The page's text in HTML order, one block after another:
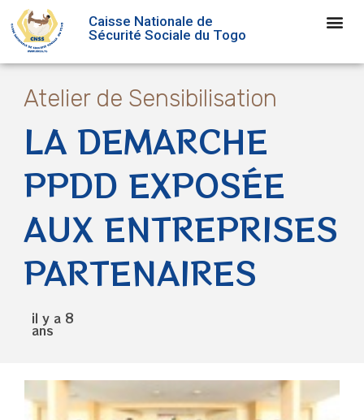
Caisse Nationale de
Sécurité Sociale du Togo
Atelier de Sensibilisation
LA DEMARCHE
PPDD EXPOSÉE
AUX ENTREPRISES
PARTENAIRES
il y a 8
ans